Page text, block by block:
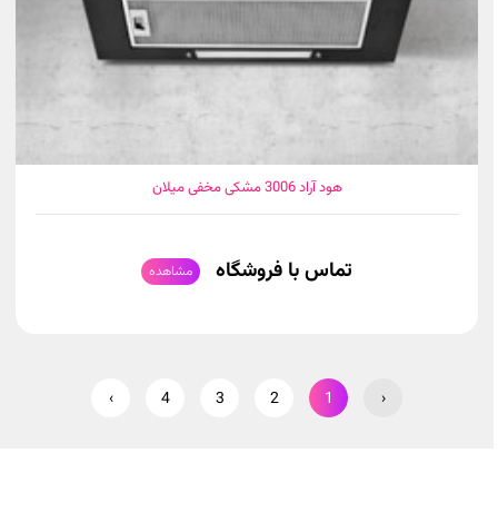
هود آراد 3006 مشکی مخفی میلان
تماس با فروشگاه مشاهده
‹
1
2
3
4
›